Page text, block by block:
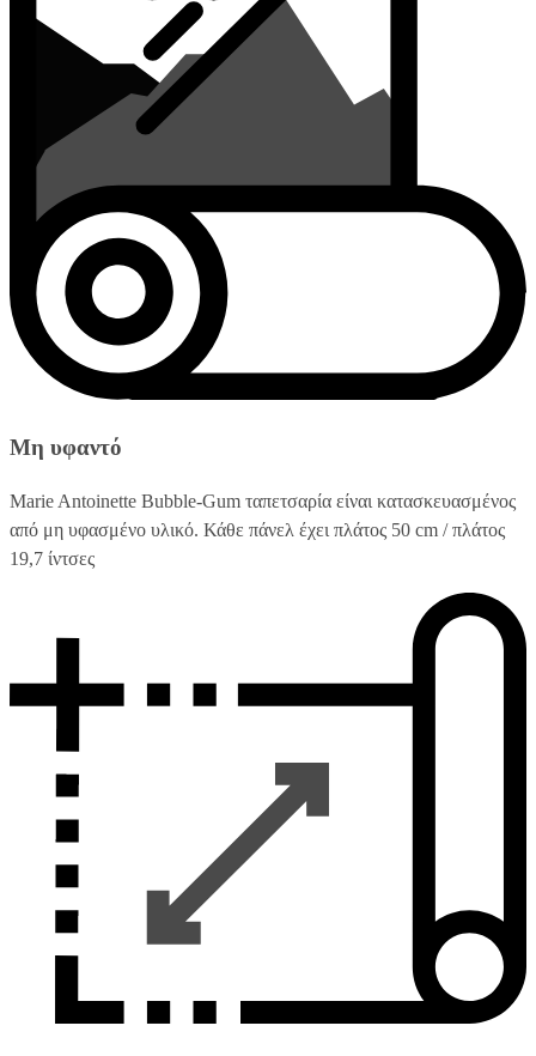
Μη υφαντό
Marie Antoinette Bubble-Gum ταπετσαρία είναι κατασκευασμένος
από μη υφασμένο υλικό. Κάθε πάνελ έχει πλάτος 50 cm / πλάτος
19,7 ίντσες